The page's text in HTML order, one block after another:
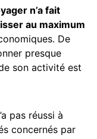
n’a fait
au maximum
De
presque
son activité est
pas réussi à
concernés par